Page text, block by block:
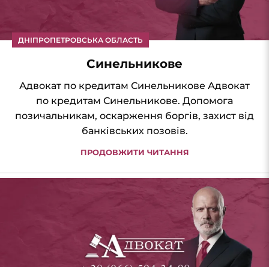
ДНІПРОПЕТРОВСЬКА ОБЛАСТЬ
Синельникове
Адвокат по кредитам Синельникове Адвокат
по кредитам Синельникове. Допомога
позичальникам, оскарження боргів, захист від
банківських позовів.
ПРОДОВЖИТИ ЧИТАННЯ